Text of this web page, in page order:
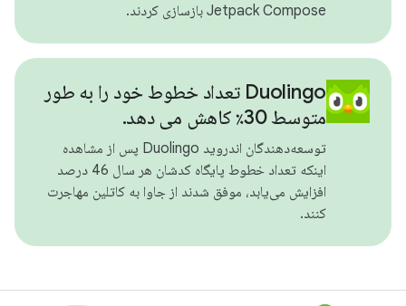
Jetpack Compose بازسازی کردند.
Duolingo تعداد خطوط خود را به طور
متوسط ​​30٪ کاهش می دهد.
توسعه‌دهندگان اندروید Duolingo پس از مشاهده
اینکه تعداد خطوط پایگاه کدشان هر سال 46 درصد
افزایش می‌یابد، موفق شدند از جاوا به کاتلین مهاجرت
کنند.